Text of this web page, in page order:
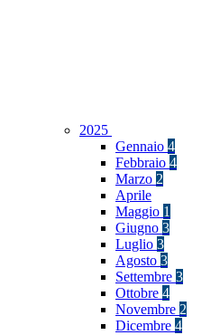
2025
Gennaio 4
Febbraio 4
Marzo 2
Aprile
Maggio 1
Giugno 3
Luglio 3
Agosto 3
Settembre 3
Ottobre 4
Novembre 2
Dicembre 4